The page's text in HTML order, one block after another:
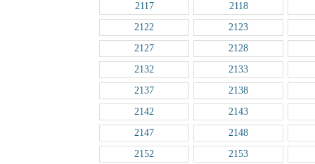
2117
2118
2122
2123
2127
2128
2132
2133
2137
2138
2142
2143
2147
2148
2152
2153